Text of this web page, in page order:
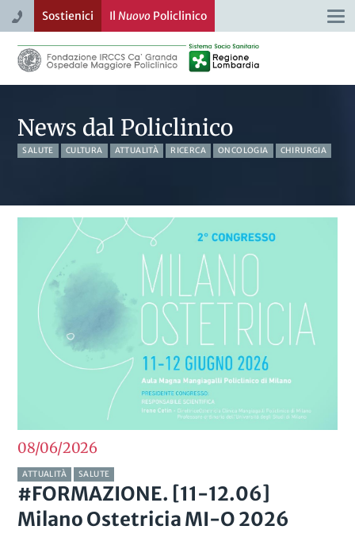
Sostienici Il NuovoPoliclinico
News dal Policlinico
SALUTE CULTURA ATTUALITÀ RICERCA ONCOLOGIA CHIRURGIA
08/062026
ATTUALITÀ SALUTE
#FORMAZIONE. [11-12.06]
Milano Ostetricia MI-O 2026